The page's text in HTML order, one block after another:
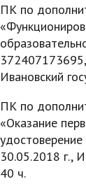
ПК по
Ивановский
ПК по
«Оказание
30.05.2018 г.,
40 ч.